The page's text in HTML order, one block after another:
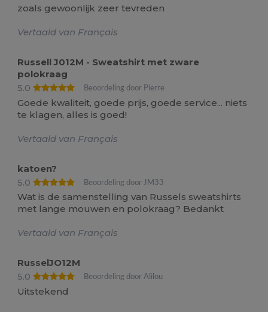
zoals gewoonlijk zeer tevreden
Vertaald van Français
Russell J012M - Sweatshirt met zware
polokraag
5.0
Beoordeling door Pierre
Goede kwaliteit, goede prijs, goede service... niets
te klagen, alles is goed!
Vertaald van Français
katoen?
5.0
Beoordeling door JM33
Wat is de samenstelling van Russels sweatshirts
met lange mouwen en polokraag? Bedankt
Vertaald van Français
RusselJO12M
5.0
Beoordeling door Alilou
Uitstekend